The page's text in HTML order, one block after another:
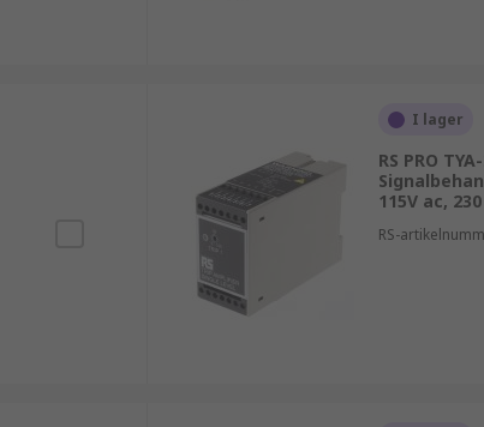
I lager
RS PRO
115V ac,
RS-